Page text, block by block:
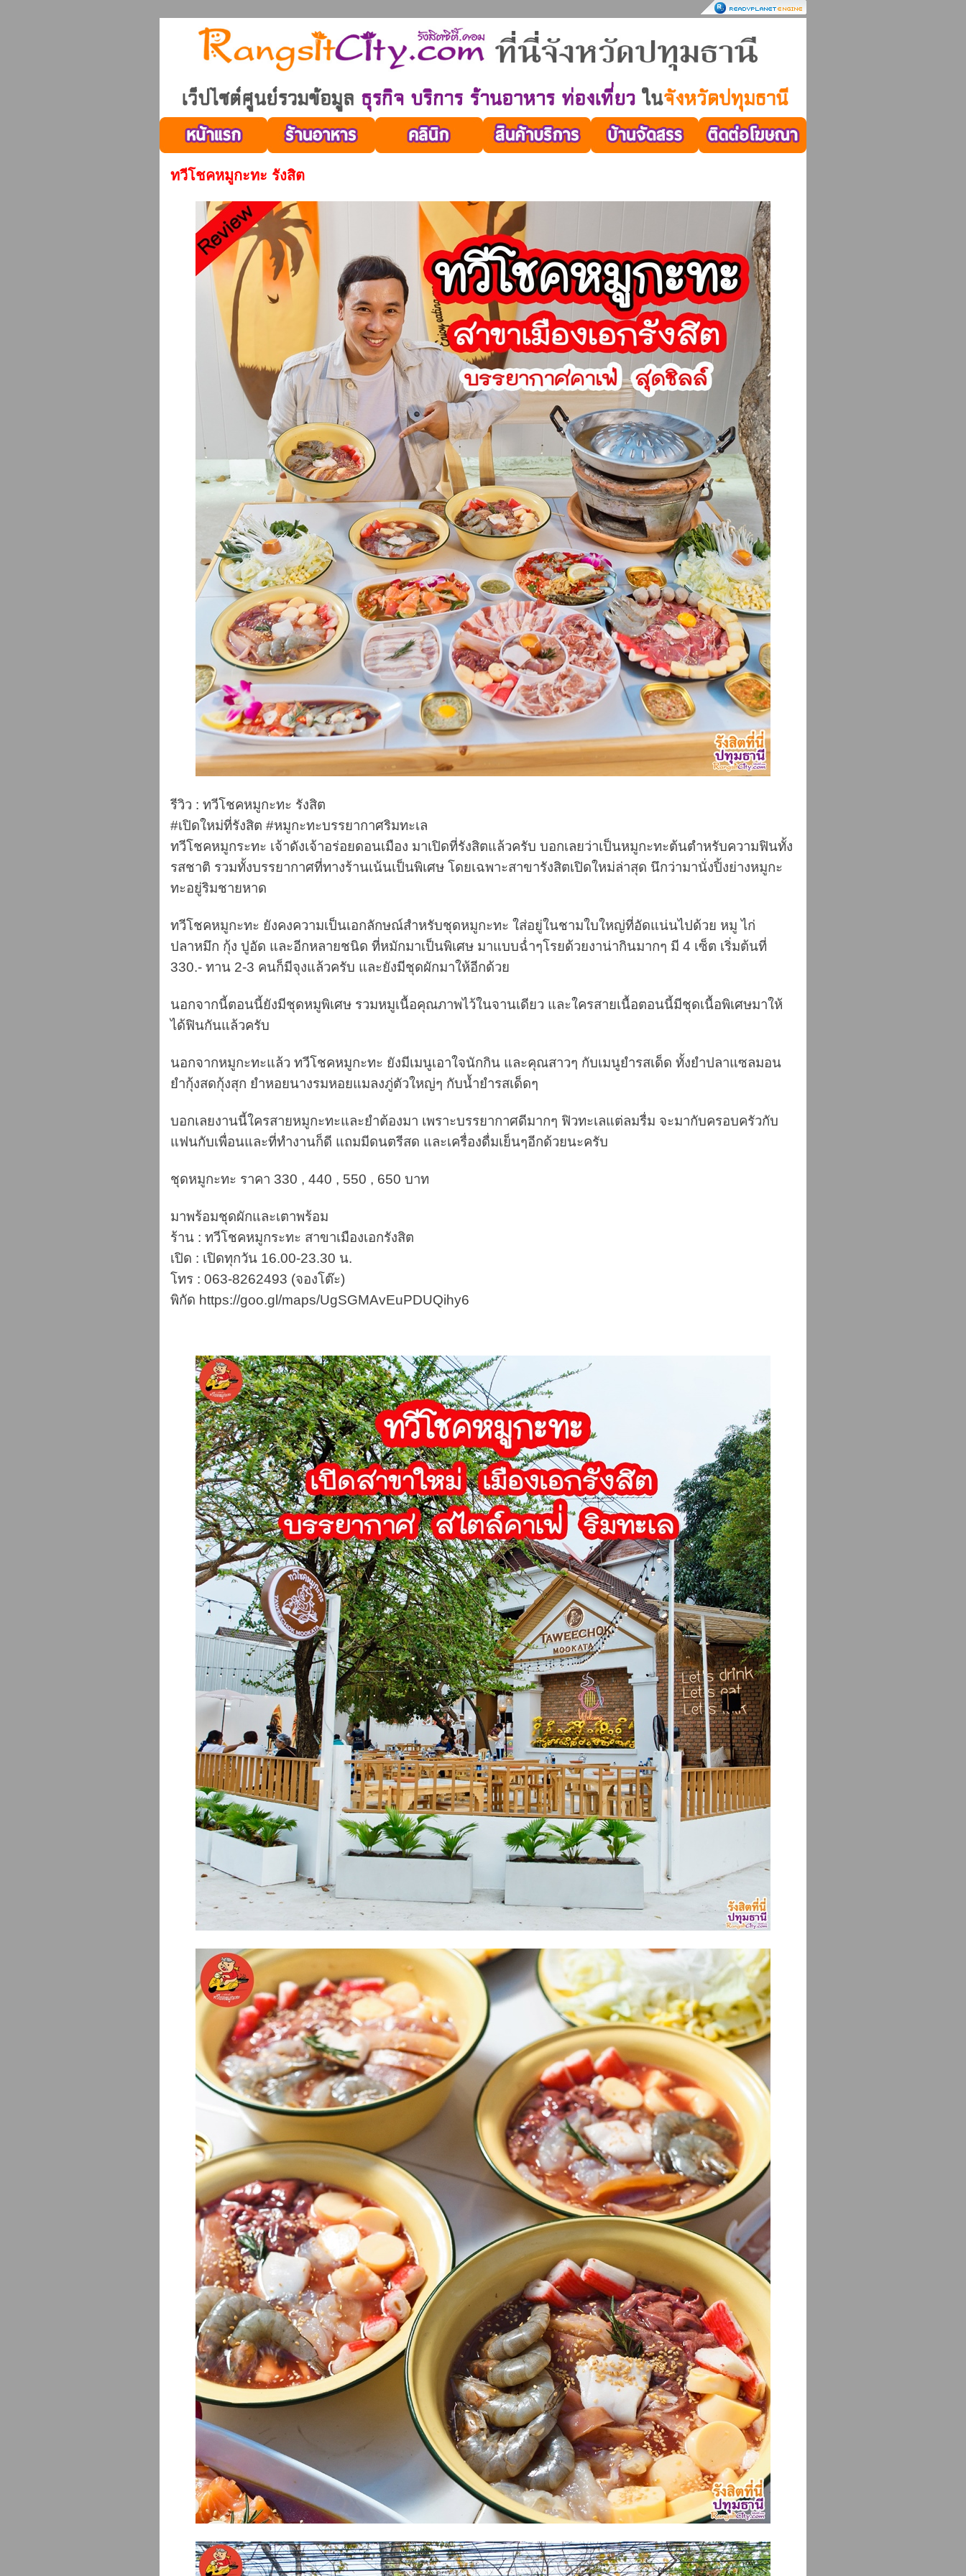
ทวีโชคหมูกะทะ รังสิต
รีวิว : ทวีโชคหมูกะทะ รังสิต
#เปิดใหม่ที่รังสิต #หมูกะทะบรรยากาศริมทะเล
ทวีโชคหมูกระทะ เจ้าดังเจ้าอร่อยดอนเมือง มาเปิดที่รังสิตแล้วครับ บอกเลยว่าเป็นหมูกะทะต้นตำหรับความฟินทั้ง
รสชาติ รวมทั้งบรรยากาศที่ทางร้านเน้นเป็นพิเศษ โดยเฉพาะสาขารังสิตเปิดใหม่ล่าสุด นึกว่ามานั่งปิ้งย่างหมูกะ
ทะอยู่ริมชายหาด
ทวีโชคหมูกะทะ ยังคงความเป็นเอกลักษณ์สำหรับชุดหมูกะทะ ใส่อยู่ในชามใบใหญ่ที่อัดแน่นไปด้วย หมู ไก่
ปลาหมึก กุ้ง ปูอัด และอีกหลายชนิด ที่หมักมาเป็นพิเศษ มาแบบฉ่ำๆโรยด้วยงาน่ากินมากๆ มี 4 เซ็ต เริ่มต้นที่
330.- ทาน 2-3 คนก็มีจุงแล้วครับ และยังมีชุดผักมาให้อีกด้วย
นอกจากนี้ตอนนี้ยังมีชุดหมูพิเศษ รวมหมูเนื้อคุณภาพไว้ในจานเดียว และใครสายเนื้อตอนนี้มีชุดเนื้อพิเศษมาให้
ได้ฟินกันแล้วครับ
นอกจากหมูกะทะแล้ว ทวีโชคหมูกะทะ ยังมีเมนูเอาใจนักกิน และคุณสาวๆ กับเมนูยำรสเด็ด ทั้งยำปลาแซลมอน
ยำกุ้งสดกุ้งสุก ยำหอยนางรมหอยแมลงภู่ตัวใหญ่ๆ กับน้ำยำรสเด็ดๆ
บอกเลยงานนี้ใครสายหมูกะทะและยำต้องมา เพราะบรรยากาศดีมากๆ ฟิวทะเลแต่ลมรื่ม จะมากับครอบครัวกับ
แฟนกับเพื่อนและที่ทำงานก็ดี แถมมีดนตรีสด และเครื่องดื่มเย็นๆอีกด้วยนะครับ
ชุดหมูกะทะ ราคา 330 , 440 , 550 , 650 บาท
มาพร้อมชุดผักและเตาพร้อม
ร้าน : ทวีโชคหมูกระทะ สาขาเมืองเอกรังสิต
เปิด : เปิดทุกวัน 16.00-23.30 น.
โทร : 063-8262493 (จองโต๊ะ)
พิกัด https://goo.gl/maps/UgSGMAvEuPDUQihy6